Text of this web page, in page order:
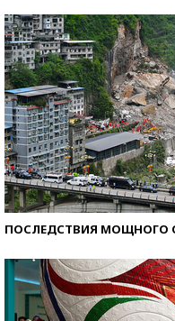
ПОСЛЕДСТВИЯ МОЩНОГО